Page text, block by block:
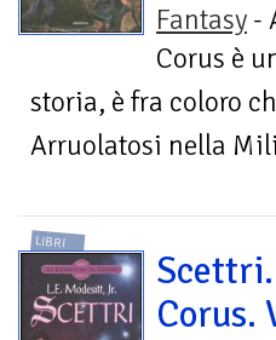
Fantasy -
Corus è
storia, è fra coloro
Arruolatosi nella
LIBRI
Scettri.
Corus.